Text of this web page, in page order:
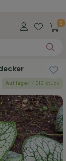
0
Auf lager: 4012 stück